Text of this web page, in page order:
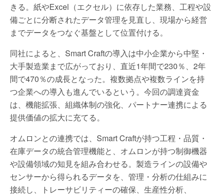
きる。紙やExcel（エクセル）に依存した業務、工程や設
備ごとに分断されたデータ管理を見直し、現場から経営
までデータをつなぐ基盤として位置付ける。
同社によると、Smart Craftの導入は中小企業から中堅・
大手製造業まで広がっており、直近1年間で230％、2年
間で470％の成長となった。複数拠点や複数ラインを持
つ企業への導入も進んでいるという。今回の調達資金
は、機能拡張、組織体制の強化、パートナー連携による
提供価値の拡大に充てる。
オムロンとの連携では、Smart Craftが持つ工程・品質・
在庫データの統合管理機能と、オムロンが持つ制御機器
や設備領域の知見を組み合わせる。製造ラインの設備や
センサーから得られるデータを、管理・分析の仕組みに
接続し、トレーサビリティーの確保、生産性分析、